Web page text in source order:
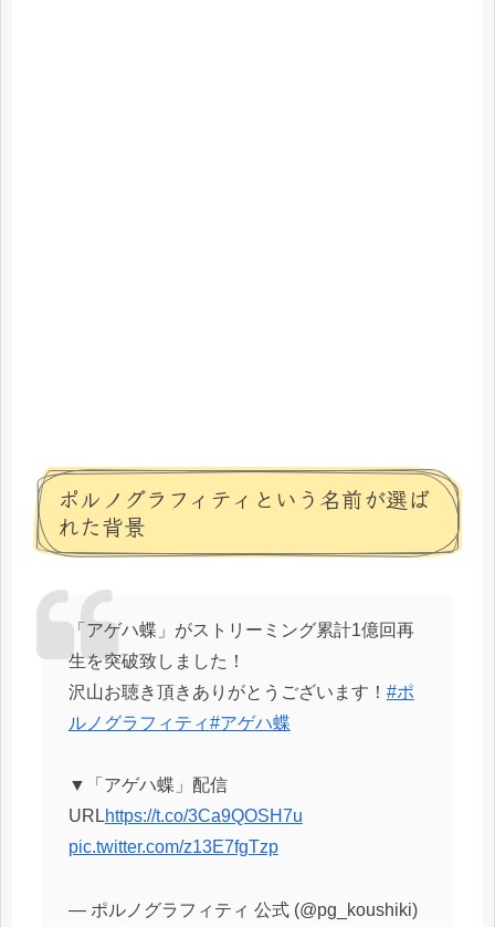
ポルノグラフィティという名前が選ば
れた背景
「アゲハ蝶」がストリーミング累計1億回再
生を突破致しました！
沢山お聴き頂きありがとうございます！ #ポ
ルノグラフィティ#アゲハ蝶
▼「アゲハ蝶」配信
URLhttps://t.co/3Ca9QOSH7u
pic.twitter.com/z13E7fgTzp
— ポルノグラフィティ 公式 (@pg_koushiki)